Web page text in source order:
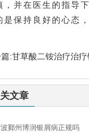
，并在医生的指导
是保持良好的心态
篇:甘草酸二铵治疗治
文章
鄞州博润银屑病正规吗